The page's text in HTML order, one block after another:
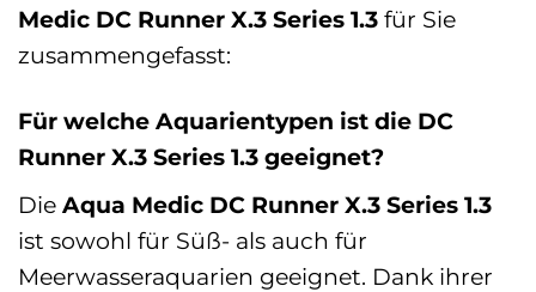
Medic DC Runner X.3 Series 1.3 für Sie
zusammengefasst:
Für welche Aquarientypen ist die DC
Runner X.3 Series 1.3 geeignet?
Die Aqua Medic DC Runner X.3 Series 1.3
ist sowohl für Süß- als auch für
Meerwasseraquarien geeignet. Dank ihrer